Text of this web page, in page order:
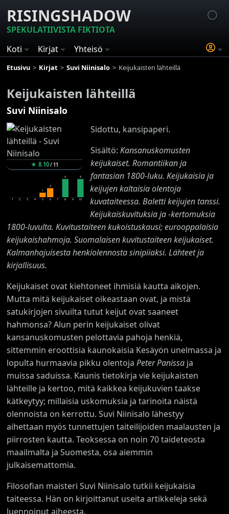
RISINGSHADOW
SPEKULATIIVISTA FIKTIOTA
Koti
Kirjat Yhteisö
Etusivu Kirjat Suvi Niinisalo Keijukaisten lähteillä
Keijukaisten lähteillä
Suvi Niinisalo
★8.10/11
1 2 3 4
1
5
2
6 7
4
8 9
4
10
Sidottu, kansipaperi.
Sisältö: Kansanuskomusten
keijukaiset. Romantiikan ja
fantasian 1800-luku. Keijukaisia ja
keijujen kaltaisia olentoja
kuvataiteessa. Baletti keijujen tanssi.
Keijukaiskuvituksia ja -kertomuksia
1800-luvulta. Kuvitustaiteen kukoistuskausi; eurooppalaisia
keijukaishahmoja. Suomalaisen kuvitustaiteen keijukaiset.
Kalmanhajuisesta henkiolennosta sinipiiaksi. Lähteet ja
kirjallisuus.
Keijukaiset ovat kiehtoneet ihmisiä kautta aikojen.
Mutta mitä keijukaiset oikeastaan ovat, ja mistä
satukirjojen sivuilta tutut keijut ovat saaneet
hahmonsa? Alun perin keijukaiset olivat
kansanuskomusten pelottavia pahoja henkiä,
sittemmin eroottisia kaunokaisia Kesäyön unelmassa ja
lopulta hurmaavia pikku olentojaPeter Panissa ja
muissa saduissa. Kaunis tietokirja vie keijukaisten
lähteille ja kertoo, mitä kaikkea keijukuvien taakse
kätkeytyy; millaisia uskomuksia ja tarinoita näistä
olennoista on kerrottu. Suvi Niinisalo lähestyy
aihettaan myös tunnettujen taiteilijoiden maalausten ja
piirrosten kautta. Teoksessa on noin 70 taideteosta
maailmalta ja Suomesta, osa aiemmin
julkaisemattomia.
Filosofian maisteri Suvi Niinisalo tutkii keijukaisia
taiteessa. Hän on kirjoittanut useita artikkeleja sekä
luennoinut aiheesta.